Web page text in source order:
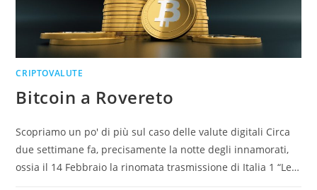
CRIPTOVALUTE
Bitcoin a Rovereto
Scopriamo un po' di più sul caso delle valute digitali Circa
due settimane fa, precisamente la notte degli innamorati,
ossia il 14 Febbraio la rinomata trasmissione di Italia 1 “Le…